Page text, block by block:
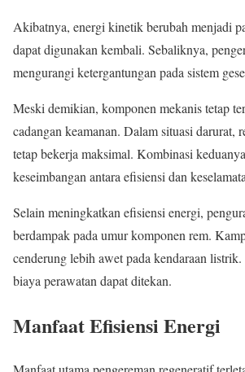
Akibatnya, energi kinetik berubah menjadi
dapat digunakan kembali. Sebaliknya,
mengurangi ketergantungan pada sistem
Meski demikian, komponen mekanis tetap
cadangan keamanan. Dalam situasi darurat,
tetap bekerja maksimal. Kombinasi
keseimbangan antara efisiensi dan
Selain meningkatkan efisiensi energi,
berdampak pada umur komponen rem.
cenderung lebih awet pada kendaraan
biaya perawatan dapat ditekan.
Manfaat Efisiensi Energi